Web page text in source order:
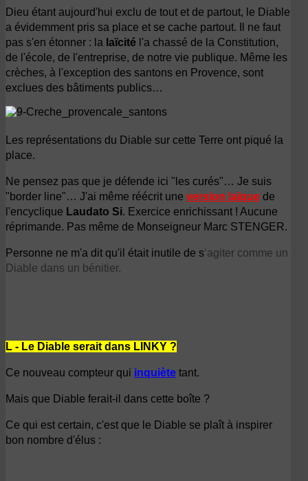
Dieu étant aujourd'hui exclu de tout et de partout, le Diable
a évidemment pris sa place et se cache partout. Il ne faut
pas s'en étonner : la laïcité l'a chassé de la Constitution,
de l'école, de l'entreprise, de notre vie publique. Même les
crèches, à l'exception des santons en Provence, sont
exclues des bâtiments publics…
Les représentations du Diable sur cette Terre ont piqué la
place.
Ne pensez pas que je défende ici "les curés"… Je suis
"border line"… J'ai même réécrit une version laïque de
l'encyclique Laudato Si. Exercice enrichissant ! Aucune
réprimande. Pas même de Monseigneur Marc STENGER.
Personne ne m'a dit qu'il était inutile de s‘agiter comme un
Diable dans un bénitier.
L - Le Diable serait dans LINKY ?
Ce nouveau compteur qui inquiète tant.
Mais que Diable ferait-il dans cette boîte ?
Ce qui est certain, c'est que le Diable se plaît à inspirer
bon nombre d'élus :